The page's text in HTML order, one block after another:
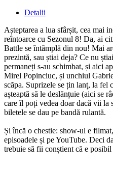
Detalii
Așteptarea a lua sfârșit, cea mai
reîntoarce cu Sezonul 8! Da, ai
Battle se întâmplă din nou! Mai
prezintă, sau știai deja? Ce nu
permaneți s-au schimbat, și aici
Mirel Popinciuc, și unchiul
scăpa. Suprizele se țin lanț, la fel
așteaptă să le deslănțuie (aici se
care îl poți vedea doar dacă vii la
biletele se dau pe bandă rulantă.
Și încă o chestie: show-ul e
episoadele și pe YouTube. Deci
trebuie să fii conștient că e